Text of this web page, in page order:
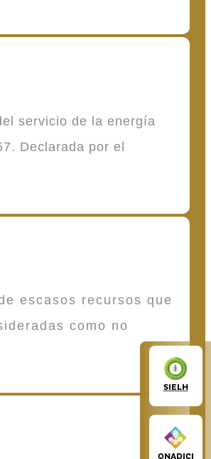
SIELH
ONADICI
servicio de la energía
Declarada por el
escasos recursos que
como no